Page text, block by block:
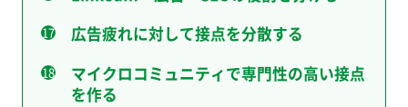
広告疲れに対して接点を分散する
マイクロコミュニティで専門性の高い接点
を作る